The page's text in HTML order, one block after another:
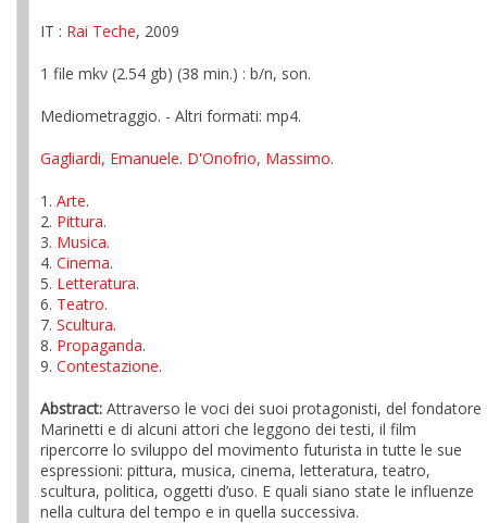
IT : Rai Teche, 2009
1 file mkv (2.54 gb) (38 min.) : b/n, son.
Mediometraggio. - Altri formati: mp4.
Gagliardi, Emanuele. D'Onofrio, Massimo.
1. Arte.
2. Pittura.
3. Musica.
4. Cinema.
5. Letteratura.
6. Teatro.
7. Scultura.
8. Propaganda.
9. Contestazione.
Abstract: Attraverso le voci dei suoi protagonisti, del fondatore
Marinetti e di alcuni attori che leggono dei testi, il film
ripercorre lo sviluppo del movimento futurista in tutte le sue
espressioni: pittura, musica, cinema, letteratura, teatro,
scultura, politica, oggetti d’uso. E quali siano state le influenze
nella cultura del tempo e in quella successiva.